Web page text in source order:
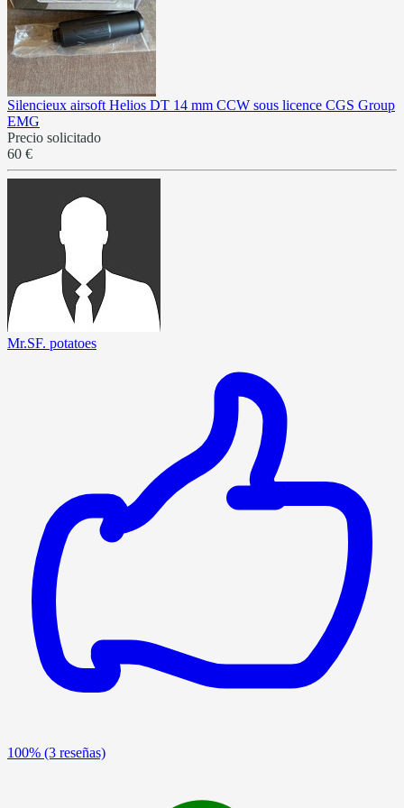
Silencieux airsoft Helios DT 14 mm CCW sous licence CGS Group
EMG
Precio solicitado
60 €
Mr.SF. potatoes
100% (3 reseñas)